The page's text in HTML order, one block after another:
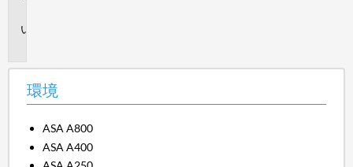
環境
ASA A800
ASA A400